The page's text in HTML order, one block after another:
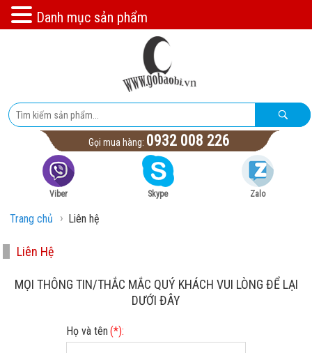
Gọi mua hàng: 0932 008 226
Viber Skype Zalo
Trang chủ › Liên hệ
Liên Hệ
MỌI THÔNG TIN/THẮC MẮC QUÝ KHÁCH VUI LÒNG ĐỂ LẠI
DƯỚI ĐÂY
Họ và tên (*):
Danh mục sản phẩm